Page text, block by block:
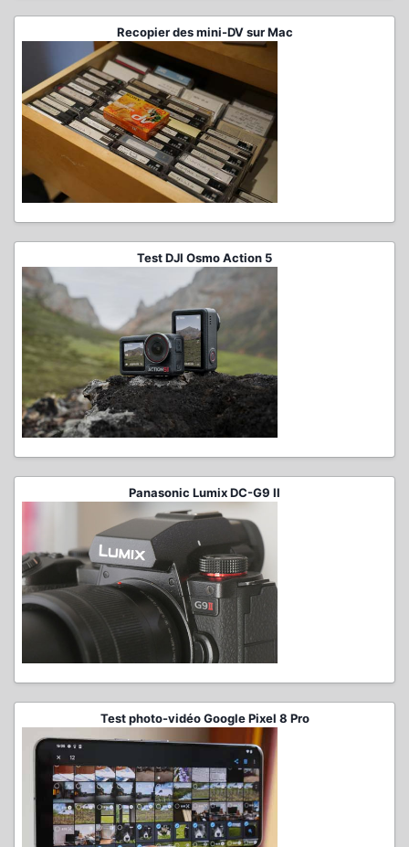
Recopier des mini-DV sur Mac
Test DJI Osmo Action 5
Panasonic Lumix DC-G9 II
Test photo-vidéo Google Pixel 8 Pro